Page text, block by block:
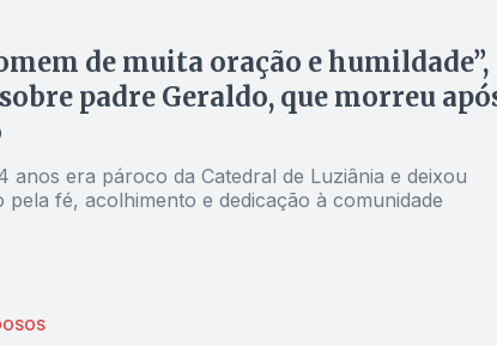
de muita oração e humildade”,
padre Geraldo, que morreu
anos era pároco da Catedral de Luziânia e deixou
pela fé, acolhimento e dedicação à comunidade